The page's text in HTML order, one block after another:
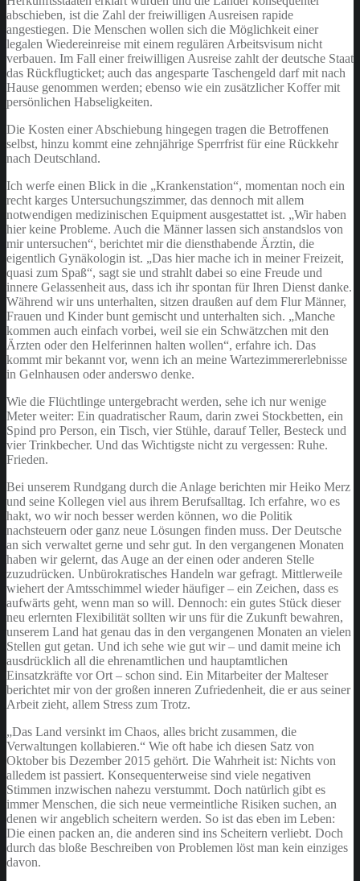
abschieben, ist die Zahl der freiwilligen Ausreisen rapide
angestiegen. Die Menschen wollen sich die Möglichkeit einer
legalen Wiedereinreise mit einem regulären Arbeitsvisum nicht
verbauen. Im Fall einer freiwilligen Ausreise zahlt der deutsche Staat
das Rückflugticket; auch das angesparte Taschengeld darf mit nach
Hause genommen werden; ebenso wie ein zusätzlicher Koffer mit
persönlichen Habseligkeiten.
Die Kosten einer Abschiebung hingegen tragen die Betroffenen
selbst, hinzu kommt eine zehnjährige Sperrfrist für eine Rückkehr
nach Deutschland.
Ich werfe einen Blick in die „Krankenstation“, momentan noch ein
recht karges Untersuchungszimmer, das dennoch mit allem
notwendigen medizinischen Equipment ausgestattet ist. „Wir haben
hier keine Probleme. Auch die Männer lassen sich anstandslos von
mir untersuchen“, berichtet mir die diensthabende Ärztin, die
eigentlich Gynäkologin ist. „Das hier mache ich in meiner Freizeit,
quasi zum Spaß“, sagt sie und strahlt dabei so eine Freude und
innere Gelassenheit aus, dass ich ihr spontan für Ihren Dienst danke.
Während wir uns unterhalten, sitzen draußen auf dem Flur Männer,
Frauen und Kinder bunt gemischt und unterhalten sich. „Manche
kommen auch einfach vorbei, weil sie ein Schwätzchen mit den
Ärzten oder den Helferinnen halten wollen“, erfahre ich. Das
kommt mir bekannt vor, wenn ich an meine Wartezimmererlebnisse
in Gelnhausen oder anderswo denke.
Wie die Flüchtlinge untergebracht werden, sehe ich nur wenige
Meter weiter: Ein quadratischer Raum, darin zwei Stockbetten, ein
Spind pro Person, ein Tisch, vier Stühle, darauf Teller, Besteck und
vier Trinkbecher. Und das Wichtigste nicht zu vergessen: Ruhe.
Frieden.
Bei unserem Rundgang durch die Anlage berichten mir Heiko Merz
und seine Kollegen viel aus ihrem Berufsalltag. Ich erfahre, wo es
hakt, wo wir noch besser werden können, wo die Politik
nachsteuern oder ganz neue Lösungen finden muss. Der Deutsche
an sich verwaltet gerne und sehr gut. In den vergangenen Monaten
haben wir gelernt, das Auge an der einen oder anderen Stelle
zuzudrücken. Unbürokratisches Handeln war gefragt. Mittlerweile
wiehert der Amtsschimmel wieder häufiger – ein Zeichen, dass es
aufwärts geht, wenn man so will. Dennoch: ein gutes Stück dieser
neu erlernten Flexibilität sollten wir uns für die Zukunft bewahren,
unserem Land hat genau das in den vergangenen Monaten an vielen
Stellen gut getan. Und ich sehe wie gut wir – und damit meine ich
ausdrücklich all die ehrenamtlichen und hauptamtlichen
Einsatzkräfte vor Ort – schon sind. Ein Mitarbeiter der Malteser
berichtet mir von der großen inneren Zufriedenheit, die er aus seiner
Arbeit zieht, allem Stress zum Trotz.
„Das Land versinkt im Chaos, alles bricht zusammen, die
Verwaltungen kollabieren.“ Wie oft habe ich diesen Satz von
Oktober bis Dezember 2015 gehört. Die Wahrheit ist: Nichts von
alledem ist passiert. Konsequenterweise sind viele negativen
Stimmen inzwischen nahezu verstummt. Doch natürlich gibt es
immer Menschen, die sich neue vermeintliche Risiken suchen, an
denen wir angeblich scheitern werden. So ist das eben im Leben:
Die einen packen an, die anderen sind ins Scheitern verliebt. Doch
durch das bloße Beschreiben von Problemen löst man kein einziges
davon.